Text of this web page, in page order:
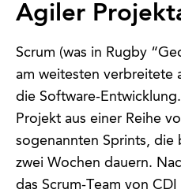
Agiler
Scrum (was in Rugby
am weitesten verbreitete
die Software-
Projekt aus einer Reihe
sogenannten Sprints, die
zwei Wochen dauern.
das Scrum-Team von